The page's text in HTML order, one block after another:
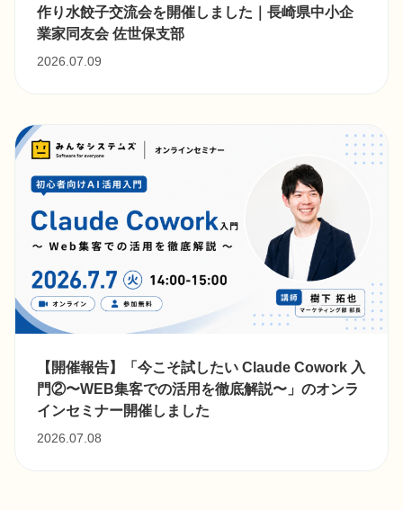
作り水餃子交流会を開催しました｜長崎県中小企
業家同友会 佐世保支部
2026.07.09
【開催報告】「今こそ試したい Claude Cowork 入
門②〜WEB集客での活用を徹底解説〜」のオンラ
インセミナー開催しました
2026.07.08